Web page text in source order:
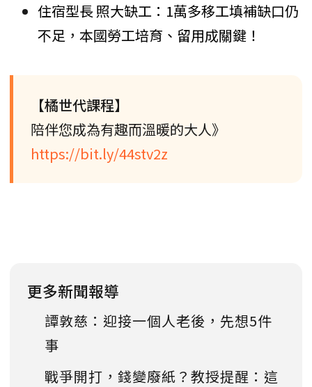
住宿型長 照大缺工：1萬多移工填補缺口仍
不足，本國勞工培育、留用成關鍵！
【橘世代課程】
陪伴您成為有趣而溫暖的大人》
https://bit.ly/44stv2z
更多新聞報導
譚敦慈：迎接一個人老後，先想5件
事
戰爭開打，錢變廢紙？教授提醒：這